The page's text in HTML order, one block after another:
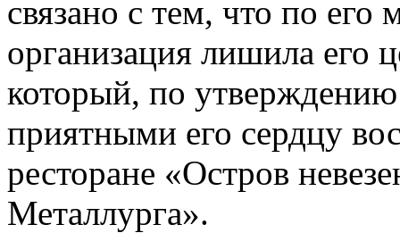
связано с тем, что по его
организация лишила его
который, по утверждению
приятными его сердцу
ресторане «Остров
Металлурга».